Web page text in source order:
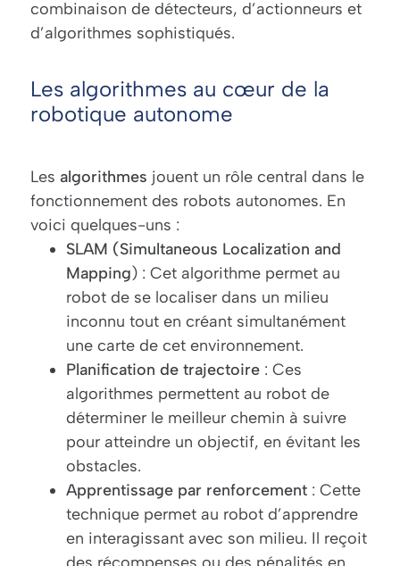
combinaison de détecteurs, d’actionneurs et
d’algorithmes sophistiqués.
Les algorithmes au cœur de la
robotique autonome
Les algorithmes jouent un rôle central dans le
fonctionnement des robots autonomes. En
voici quelques-uns :
SLAM (Simultaneous Localization and
Mapping) : Cet algorithme permet au
robot de se localiser dans un milieu
inconnu tout en créant simultanément
une carte de cet environnement.
Planification de trajectoire : Ces
algorithmes permettent au robot de
déterminer le meilleur chemin à suivre
pour atteindre un objectif, en évitant les
obstacles.
Apprentissage par renforcement : Cette
technique permet au robot d’apprendre
en interagissant avec son milieu. Il reçoit